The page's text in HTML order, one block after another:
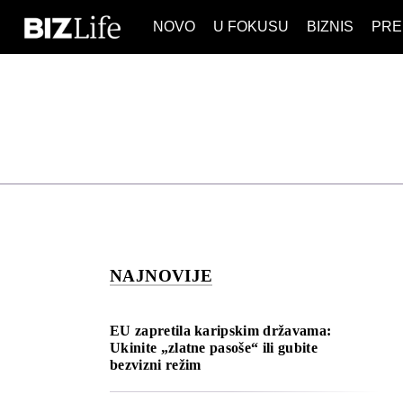
NOVO U FOKUSU BIZNIS
ESG &
IZJAVA DANABIZNIS
BIZNIS &
PULS
NOVO
NAJNOVIJE
EU zapretila karipskim državama:
Ukinite „zlatne pasoše“ ili gubite
bezvizni režim